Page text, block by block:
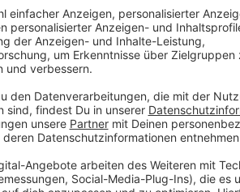
verstorbenen Schlagzeuger
aufgenommen.
Anzeige
Anzeige